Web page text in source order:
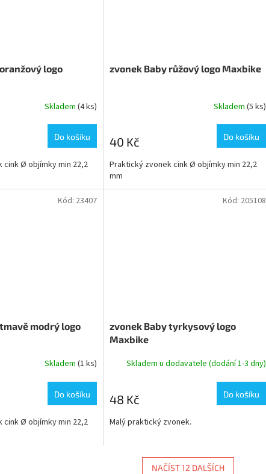
logo
Skladem (4 ks)
Do košíku
cink Ø objímky min 22,2
zvonek Baby růžový logo Maxbike
Skladem (5 ks)
40 Kč Do košíku
Praktický zvonek cink Ø objímky min 22,2
mm
modrý logo
Skladem (1 ks)
Do košíku
cink Ø objímky min 22,2
Kód: 23407
zvonek Baby tyrkysový logo
Maxbike
Skladem u dodavatele (dodání 1-3 dny)
48 Kč Do košíku
Malý praktický zvonek.
Kód: 205108
NAČÍST 12 DALŠÍCH